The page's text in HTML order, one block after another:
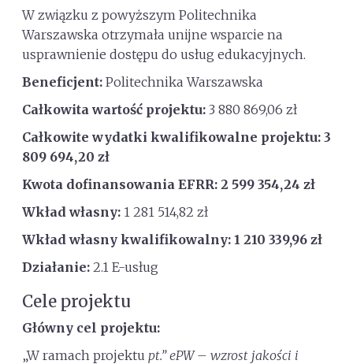
W związku z powyższym Politechnika
Warszawska otrzymała unijne wsparcie na
usprawnienie dostępu do usług edukacyjnych.
Beneficjent: Politechnika Warszawska
Całkowita wartość projektu: 3 880 869,06 zł
Całkowite wydatki kwalifikowalne projektu: 3
809 694,20 zł
Kwota dofinansowania EFRR: 2 599 354,24 zł
Wkład własny: 1 281 514,82 zł
Wkład własny kwalifikowalny: 1 210 339,96 zł
Działanie: 2.1 E-usług
Cele projektu
Główny cel projektu:
„W ramach projektu pt.” ePW – wzrost jakości i